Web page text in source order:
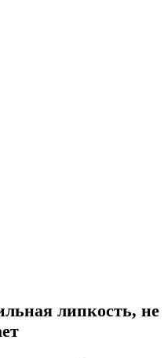
липкость, не